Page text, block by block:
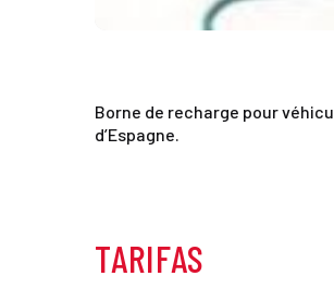
Borne de recharge pour
d’Espagne.
TARIFAS